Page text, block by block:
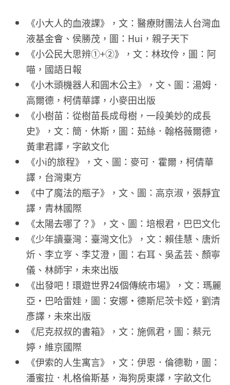
《小大人的血液課》，文：醫療財團法人台灣血
液基金會、侯勝茂，圖：Hui，親子天下
《小公民大思辨①+②》，文：林玫伶，圖：阿
喵，國語日報
《小木頭機器人和圓木公主》，文、圖：湯姆．
高爾德，柯倩華譯，小麥田出版
《小樹苗：從樹苗長成母樹，一段美妙的成長
史》，文：簡．休斯，圖：茹絲．翰格薇爾德，
黃聿君譯，字畝文化
《小i的旅程》，文、圖：麥可．霍爾，柯倩華
譯，台灣東方
《中了魔法的瓶子》，文、圖：高京淑，張靜宜
譯，青林國際
《太陽去哪了？》，文、圖：培根君，巴巴文化
《少年讀臺灣：臺灣文化》，文：賴佳慧、唐炘
炘、李立亨、李艾澄，圖：右耳、吳孟芸、顏寧
儀、林師宇，未來出版
《出發吧！環遊世界24個傳統市場》，文：瑪麗
亞・巴哈雷娃，圖：安娜・德斯尼茨卡婭，劉清
彥譯，未來出版
《尼克叔叔的書箱》，文：施佩君，圖：蔡元
婷，維京國際
《伊索的人生寓言》，文：伊恩．倫德勒，圖：
潘蜜拉．札格倫斯基，海狗房東譯，字畝文化